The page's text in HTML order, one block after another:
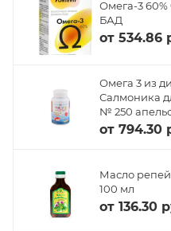
Омега-3
БАД
от 534.86
Омега 3 из
Салмоника
№ 250
от 794.30
Масло
100 мл
от 136.30